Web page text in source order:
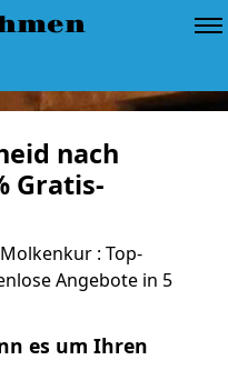
nach
Gratis-
: Top-
Angebote in 5
es um Ihren